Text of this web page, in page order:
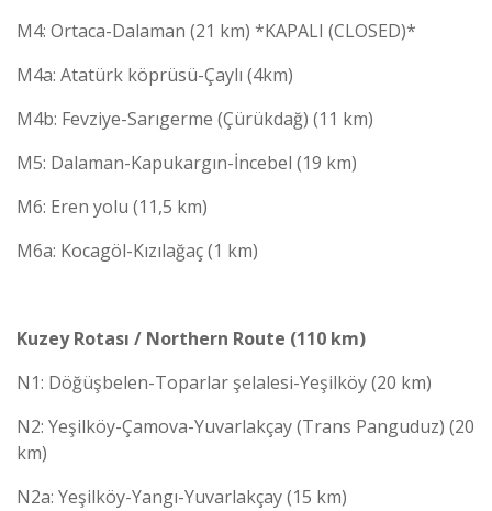
M4: Ortaca-Dalaman (21 km) *KAPALI (CLOSED)*
M4a: Atatürk köprüsü-Çaylı (4km)
M4b: Fevziye-Sarıgerme (Çürükdağ) (11 km)
M5: Dalaman-Kapukargın-İncebel (19 km)
M6: Eren yolu (11,5 km)
M6a: Kocagöl-Kızılağaç (1 km)
Kuzey Rotası / Northern Route (110 km)
N1: Döğüşbelen-Toparlar şelalesi-Yeşilköy (20 km)
N2: Yeşilköy-Çamova-Yuvarlakçay (Trans Panguduz) (20
km)
N2a: Yeşilköy-Yangı-Yuvarlakçay (15 km)